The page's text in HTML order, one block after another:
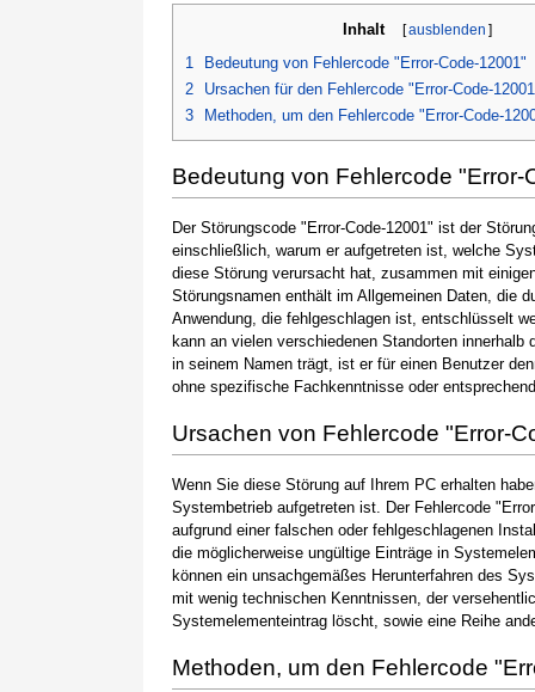
Inhalt [ ausblenden ]
1
Bedeutung von Fehlercode "Error-Code-12001"
2
Ursachen für den Fehlercode "Error-Code-
3
Methoden, um den Fehlercode "Error-Code-
Bedeutung von Fehlercode "Error-
Der Störungscode "Error-Code-12001" ist der
einschließlich, warum er aufgetreten ist, welche
diese Störung verursacht hat, zusammen mit
Störungsnamen enthält im Allgemeinen Daten, die
Anwendung, die fehlgeschlagen ist, entschlüsselt
kann an vielen verschiedenen Standorten
in seinem Namen trägt, ist er für einen Benutzer
ohne spezifische Fachkenntnisse oder
Ursachen von Fehlercode "Error-
Wenn Sie diese Störung auf Ihrem PC erhalten
Systembetrieb aufgetreten ist. Der Fehlercode
aufgrund einer falschen oder fehlgeschlagenen
die möglicherweise ungültige Einträge in
können ein unsachgemäßes Herunterfahren des
mit wenig technischen Kenntnissen, der
Systemelementeintrag löscht, sowie eine Reihe
Methoden, um den Fehlercode